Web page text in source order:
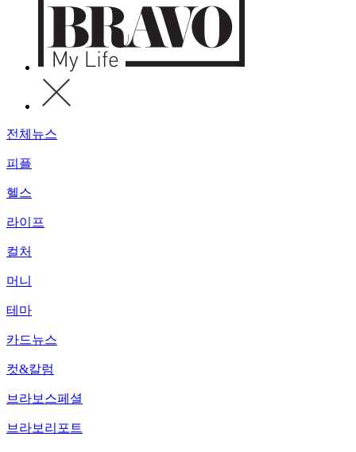
전체뉴스
피플
헬스
라이프
컬처
머니
테마
카드뉴스
컷&칼럼
브라보스페셜
브라보리포트